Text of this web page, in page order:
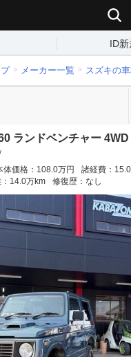
ID
メーカー一覧 スズキの
ランドベンチャー 4WD
体価格： 108.0万円 諸経費： 15.0
14.0万km 修復歴： なし